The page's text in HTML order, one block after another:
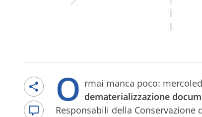
O rmai manca poco:
dematerializzazione
Responsabili della